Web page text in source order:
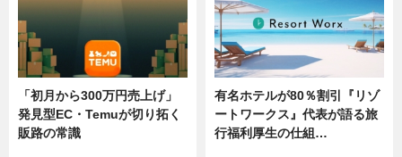
「初月から300万円売上げ」
発見型EC・Temuが切り拓く
販路の常識
有名ホテルが80％割引『リゾ
ートワークス』代表が語る旅
行福利厚生の仕組…